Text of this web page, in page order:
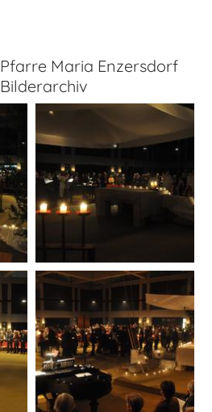
Pfarre Maria Enzersdorf
Bilderarchiv